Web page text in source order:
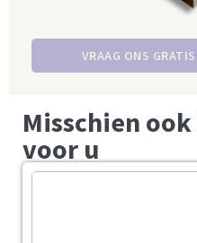
VRAAG ONS
Misschien
voor u